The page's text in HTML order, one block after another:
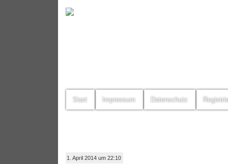
Start Impressum Datenschutz
1. April 2014 um 22:10